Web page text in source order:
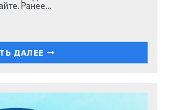
Ранее…
ДАЛЕЕ